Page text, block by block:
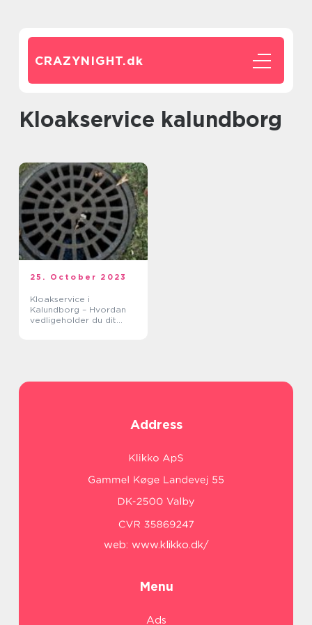
CRAZYNIGHT.dk
kloakservice kalundborg
25. October 2023
Kloakservice i
Kalundborg – Hvordan
vedligeholder du dit
Address
web: www.klikko.dk/
Menu
Ads